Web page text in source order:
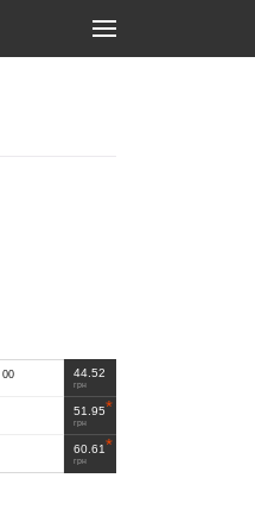
44.52
грн
00
51.95
грн
60.61
грн